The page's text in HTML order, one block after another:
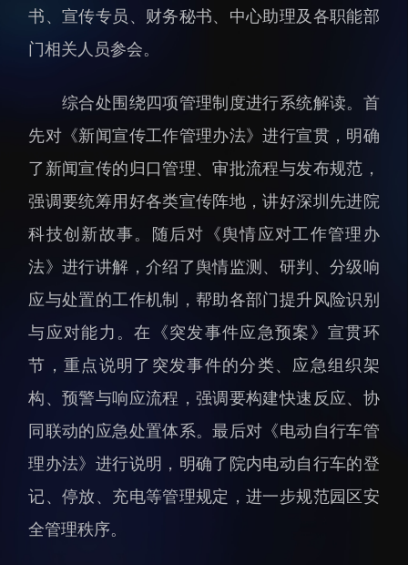
教育处
支撑平台处
产业发展中心
科研进展
科研诚信与伦理委员会
实验动物管理
分析测试中心
实验室建设与管理
生物安全管理
要闻播报
科研进展
综合新闻
合作交流
学术活动
媒体报道
档案频道
刊物与文化
书、宣传专员、财务秘书、中心助理及各职能部
门相关人员参会。
综合处围绕四项管理制度进行系统解读。首
先对《新闻宣传工作管理办法》进行宣贯，明确
了新闻宣传的归口管理、审批流程与发布规范，
强调要统筹用好各类宣传阵地，讲好深圳先进院
科技创新故事。随后对《舆情应对工作管理办
法》进行讲解，介绍了舆情监测、研判、分级响
应与处置的工作机制，帮助各部门提升风险识别
与应对能力。在《突发事件应急预案》宣贯环
节，重点说明了突发事件的分类、应急组织架
构、预警与响应流程，强调要构建快速反应、协
同联动的应急处置体系。最后对《电动自行车管
理办法》进行说明，明确了院内电动自行车的登
记、停放、充电等管理规定，进一步规范园区安
全管理秩序。